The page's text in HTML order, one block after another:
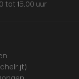
tot 15.00 uur